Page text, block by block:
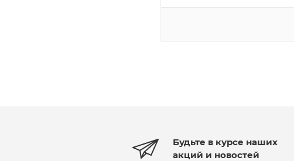
Будьте в курсе наших
акций и новостей